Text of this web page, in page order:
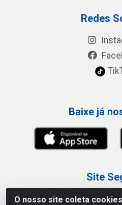
O nosso site coleta
Redes
Baixe já
Site